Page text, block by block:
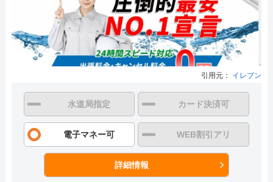
引用元： イレブン
水道局指定 カード決済可
電子マネー可 WEB割引アリ
詳細情報